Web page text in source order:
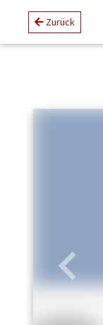
Zurück
Zurück